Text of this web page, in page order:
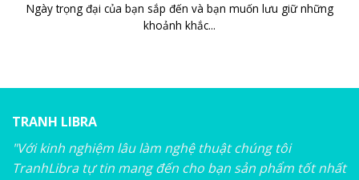
Ngày trọng đại của bạn sắp đến và bạn muốn lưu giữ những
khoảnh khắc...
TRANH LIBRA
"Với kinh nghiệm lâu làm nghệ thuật chúng tôi
TranhLibra tự tin mang đến cho bạn sản phẩm tốt nhất